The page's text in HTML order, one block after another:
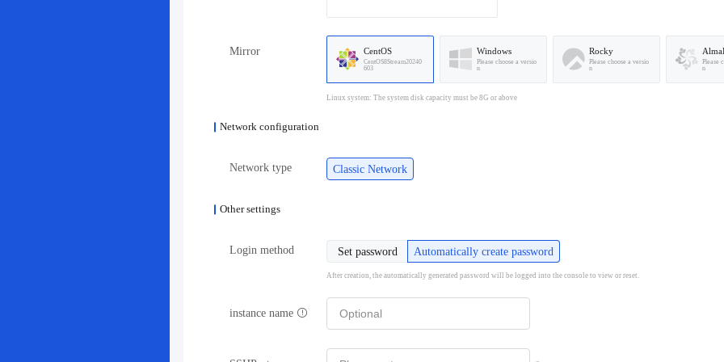
Mirror CentOS
CentOS8Stream20240
603
Windows
Please choose a versio
n
Rocky
Please choose a versio
n
Please
n
Linux system: The system disk capacity must be 8G or above
Network configuration
Network type Classic Network
Other settings
Login method Set password Automatically create password
After creation, the automatically generated password will be logged into the console to view or reset.
instance name